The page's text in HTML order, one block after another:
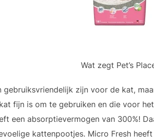
Wat zegt Pet’s
zijn voor de kat,
fijn is om te gebruiken en die voor
een absorptievermogen van 300%!
kattenpootjes. Micro Fresh